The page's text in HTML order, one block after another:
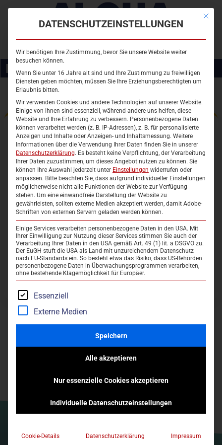
BITTE BESTÄTIGEN
STARTSEITE
WOHNMOBILSTELLPLATZ
HALLENBAD
BELEGUNGSPLAN
FREIBAD
SAUNA
KURSE
EVENTS
PREISE & ZEITEN
WEB-SHOP
FAST GESCHAFFT!
Wir haben soeben eine E-Mail mit einemBestätigungslinkan
die angegebene E-Mail-Adresse der erziehungsberechtigten
Person gesendet.
Bitte rufen Sie die E-Mail ab und klicken Sie auf den Link.
Prüfen Sie auch denSpam-Ordner, falls die Nachricht
nicht ankommt.
Die Anmeldung wird erst nach der Bestätigung gültig.
Weitere Anmeldung Zur Startseite
Kontakt:mwaldmann@osterode.de
Aqualand Osterode am Harz
aqua-land@osterode.de
Mit
DATENSCHUTZEINSTELLUNGEN
Wir benötigen Ihre Zustimmung, bevor Sie unsere Website weiter
besuchen können.
Wenn Sie unter 16 Jahre alt sind und Ihre Zustimmung zu freiwilligen
Diensten geben möchten, müssen Sie Ihre Erziehungsberechtigten um
Erlaubnis bitten.
Wir verwenden Cookies und andere Technologien auf unserer Website.
Einige von ihnen sind essenziell, während andere uns helfen, diese
Website und Ihre Erfahrung zu verbessern. Personenbezogene Daten
können verarbeitet werden (z. B. IP-Adressen), z. B. für personalisierte
Anzeigen und Inhalte oder Anzeigen- und Inhaltsmessung. Weitere
Informationen über die Verwendung Ihrer Daten finden Sie in unserer
Datenschutzerklärung. Es besteht keine Verpflichtung, der Verarbeitung
Ihrer Daten zuzustimmen, um dieses Angebot nutzen zu können. Sie
können Ihre Auswahl jederzeit unter Einstellungen widerrufen oder
anpassen. Bitte beachten Sie, dass aufgrund individueller Einstellungen
möglicherweise nicht alle Funktionen der Website zur Verfügung
stehen. Um eine einwandfreie Darstellung der Website zu
gewährleisten, sollten externe Medien akzeptiert werden, damit Adobe-
Schriften von externen Servern geladen werden können.
Einige Services verarbeiten personenbezogene Daten in den USA. Mit
Ihrer Einwilligung zur Nutzung dieser Services stimmen Sie auch der
Verarbeitung Ihrer Daten in den USA gemäß Art. 49 (1) lit. a DSGVO zu.
Der EuGH stuft die USA als Land mit unzureichendem Datenschutz
nach EU-Standards ein. So besteht etwa das Risiko, dass US-Behörden
personenbezogene Daten in Überwachungsprogrammen verarbeiten,
ohne bestehende Klagemöglichkeit für Europäer.
Es folgt eine Liste der Service-Gruppen, für die eine Einwilligung
Essenziell
Externe Medien
Speichern
Alle akzeptieren
Nur essenzielle Cookies akzeptieren
Individuelle Datenschutzeinstellungen
Cookie-Details Datenschutzerklärung Impressum